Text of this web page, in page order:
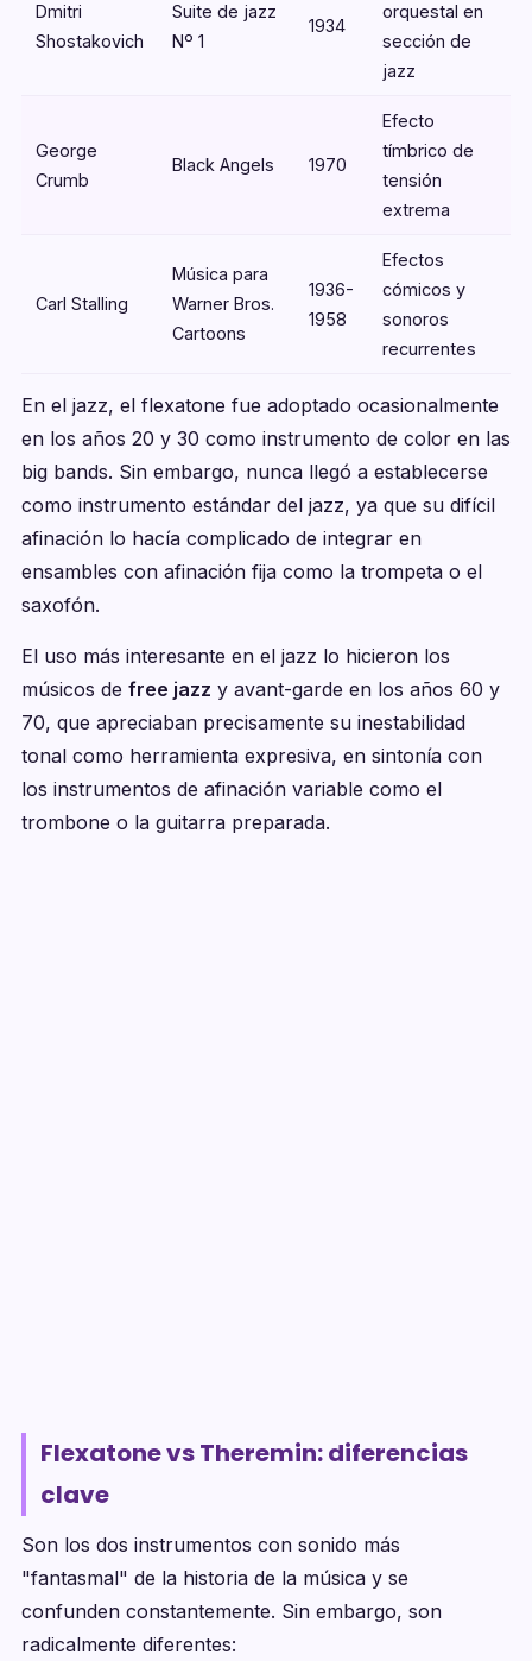
Dmitri
Shostakovich
Suite de jazz
Nº 1
1934
orquestal en
sección de
jazz
George
Crumb
Black Angels 1970
Efecto
tímbrico de
tensión
extrema
Carl Stalling
Música para
Warner Bros.
Cartoons
1936-
1958
Efectos
cómicos y
sonoros
recurrentes
En el jazz, el flexatone fue adoptado ocasionalmente
en los años 20 y 30 como instrumento de color en las
big bands. Sin embargo, nunca llegó a establecerse
como instrumento estándar del jazz, ya que su difícil
afinación lo hacía complicado de integrar en
ensambles con afinación fija como la trompeta o el
saxofón.
El uso más interesante en el jazz lo hicieron los
músicos de free jazz y avant-garde en los años 60 y
70, que apreciaban precisamente su inestabilidad
tonal como herramienta expresiva, en sintonía con
los instrumentos de afinación variable como el
trombone o la guitarra preparada.
Flexatone vs Theremin: diferencias
clave
Son los dos instrumentos con sonido más
"fantasmal" de la historia de la música y se
confunden constantemente. Sin embargo, son
radicalmente diferentes: